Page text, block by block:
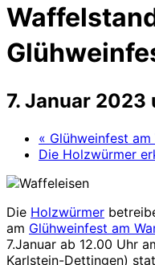
7. Januar 2023
« Glühweinfest
Die Holzwürmer
Die Holzwürmer
am Glühweinfest am
7.Januar ab 12.00 Uhr
Karlstein-Dettingen)